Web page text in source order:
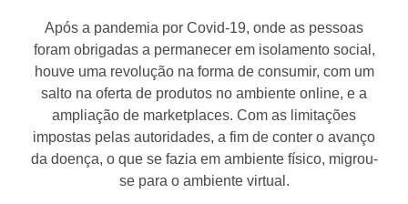
Após a pandemia por Covid-19, onde as pessoas
foram obrigadas a permanecer em isolamento social,
houve uma revolução na forma de consumir, com um
salto na oferta de produtos no ambiente online, e a
ampliação de marketplaces. Com as limitações
impostas pelas autoridades, a fim de conter o avanço
da doença, o que se fazia em ambiente físico, migrou-
se para o ambiente virtual.